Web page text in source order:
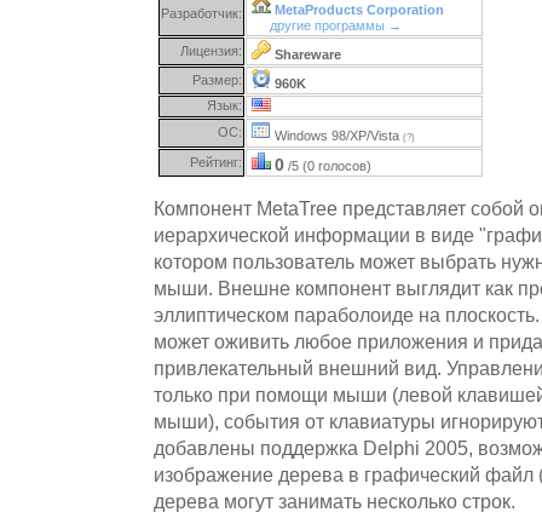
Разработчик:
MetaProducts Corporation
другие программы →
Лицензия:
Shareware
Размер:
960K
Язык:
ОС:
Windows 98/XP/Vista (?)
Рейтинг: 0 /5 (0 голосов)
Компонент MetaTree представляет собой
иерархической информации в виде
котором пользователь может выбрать
мыши. Внешне компонент выглядит как
эллиптическом параболоиде на
может оживить любое приложения и
привлекательный внешний вид.
только при помощи мыши (левой
мыши), события от клавиатуры
добавлены поддержка Delphi 2005,
изображение дерева в графический файл
дерева могут занимать несколько строк.